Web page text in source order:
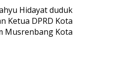
Hidayat duduk
Ketua DPRD Kota
Musrenbang Kota